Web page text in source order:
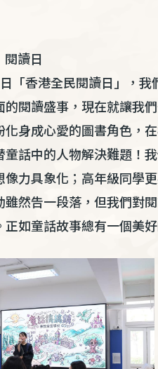
讀日
「香港全民閱讀日」，
閱讀盛事，現在就讓我
化身成心愛的圖書角色，
童話中的人物解決難題！
力具象化；高年級同學
雖然告一段落，但我們
如童話故事總有一個美